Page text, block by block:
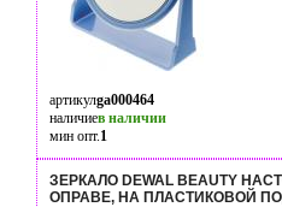
артикулga000464
наличиев наличии
мин опт.1
ЗЕРКАЛО DEWAL BEAUTY
ОПРАВЕ, НА ПЛАСТИКОВОЙ